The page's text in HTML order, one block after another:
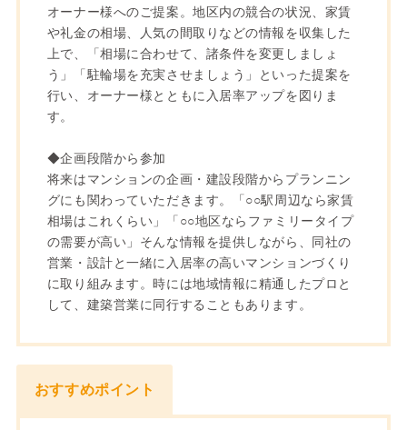
オーナー様へのご提案。地区内の競合の状況、家賃
や礼金の相場、人気の間取りなどの情報を収集した
上で、「相場に合わせて、諸条件を変更しましょ
う」「駐輪場を充実させましょう」といった提案を
行い、オーナー様とともに入居率アップを図りま
す。
◆企画段階から参加
将来はマンションの企画・建設段階からプランニン
グにも関わっていただきます。「○○駅周辺なら家賃
相場はこれくらい」「○○地区ならファミリータイプ
の需要が高い」そんな情報を提供しながら、同社の
営業・設計と一緒に入居率の高いマンションづくり
に取り組みます。時には地域情報に精通したプロと
して、建築営業に同行することもあります。
おすすめポイント